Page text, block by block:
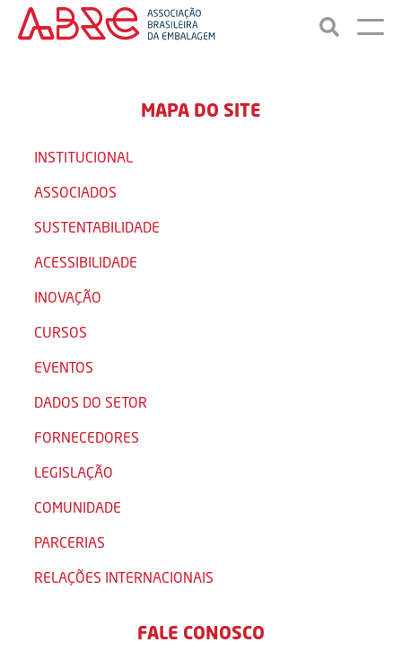
MAPA DO SITE
INSTITUCIONAL
ASSOCIADOS
SUSTENTABILIDADE
ACESSIBILIDADE
INOVAÇÃO
CURSOS
EVENTOS
DADOS DO SETOR
FORNECEDORES
LEGISLAÇÃO
COMUNIDADE
PARCERIAS
RELAÇÕES INTERNACIONAIS
FALE CONOSCO